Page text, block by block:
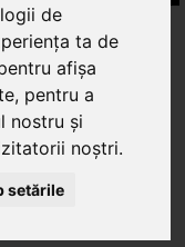
de
ta de
afișa
pentru a
nostru și
noștri.
setările